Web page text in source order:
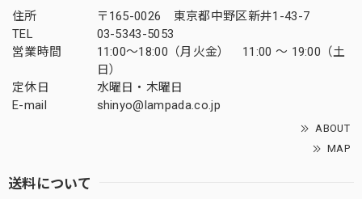
住所
〒165-0026 東京都中野区新井1-43-7
TEL
03-5343-5053
営業時間
11:00～18:00（月火金） 11:00 ～ 19:00（土
日）
定休日
水曜日・木曜日
E-mail
shinyo@lampada.co.jp
ABOUT
MAP
送料について